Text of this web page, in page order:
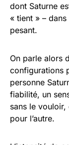
dont Saturne
« tient » –
pesant.
On parle alors
configurations
personne
fiabilité, un
sans le
pour l’autre.